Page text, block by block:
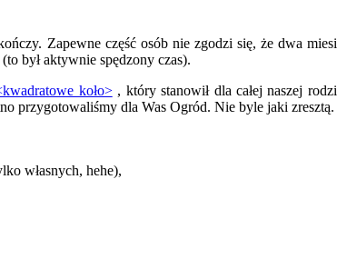
Zapewne część osób nie zgodzi się, że dwa
był aktywnie spędzony czas).
koło>, który stanowił dla całej naszej
przygotowaliśmy dla Was Ogród. Nie byle jaki zresztą.
własnych, hehe),